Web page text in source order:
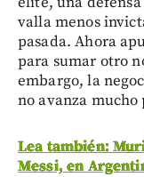
valla menos
pasada. Ahora
para sumar otro
embargo, la
no avanza
Lea también:
Messi, en